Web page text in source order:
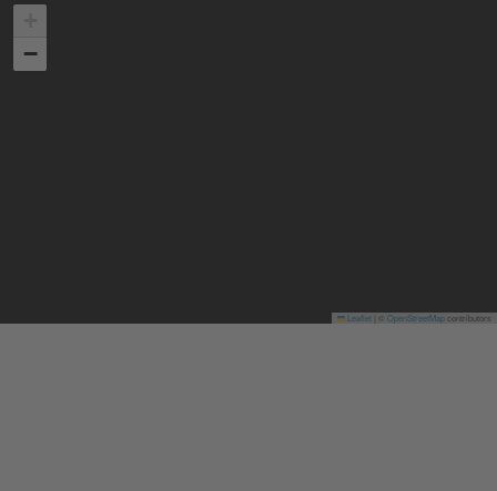
−
Leaflet OpenStreetMapcontributors